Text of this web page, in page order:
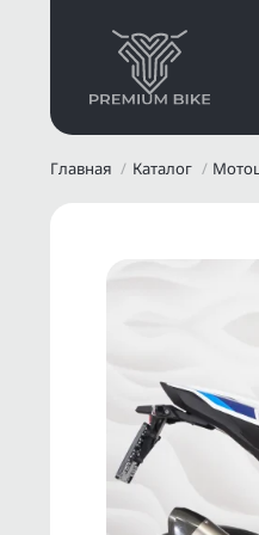
Главная Каталог